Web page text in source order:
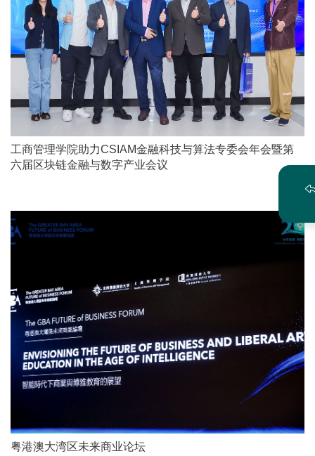
工商管理学院助力CSIAM金融科技与算法专委会年会暨第
六届区块链金融与数字产业会议
粤港澳大湾区未来商业论坛